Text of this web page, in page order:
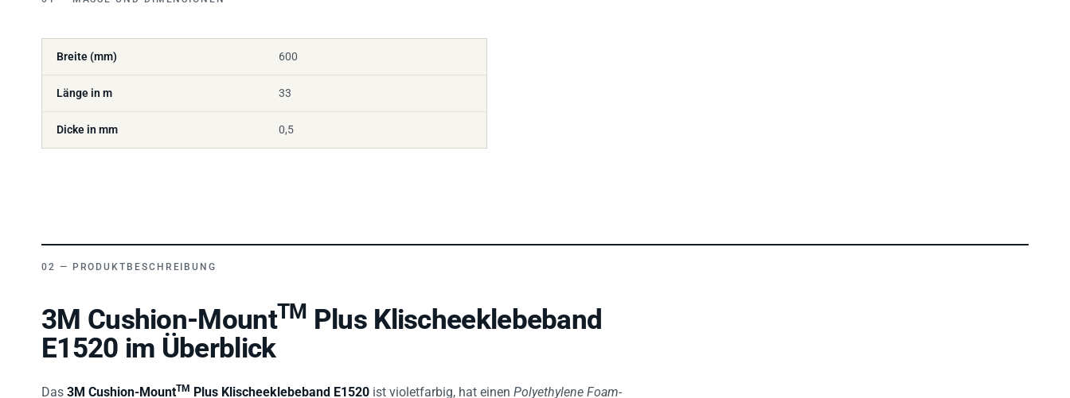
Breite (mm) 600
Länge in m 33
Dicke in mm 0,5
PRODUKTBESCHREIBUNG
3M Cushion-MountTM Plus Klischeeklebeband
E1520 im Überblick
Das 3M Cushion-MountTM Plus Klischeeklebeband E1520 ist violetfarbig, hat einen Polyethylene Foam